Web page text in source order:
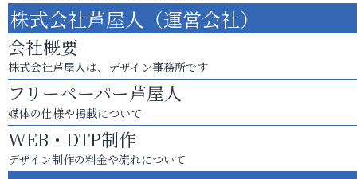
株式会社芦屋人（運営会社）
会社概要
株式会社芦屋人は、デザイン事務所です
フリーペーパー芦屋人
媒体の仕様や掲載について
WEB・DTP制作
デザイン制作の料金や流れについて